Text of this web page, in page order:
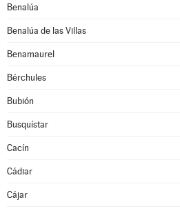
Benalúa
Benalúa de las Villas
Benamaurel
Bérchules
Bubión
Busquístar
Cacín
Cádiar
Cájar